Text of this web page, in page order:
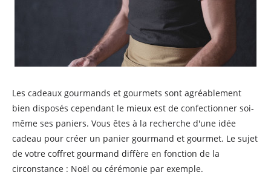
Les cadeaux gourmands et gourmets sont agréablement
bien disposés cependant le mieux est de confectionner soi-
même ses paniers. Vous êtes à la recherche d'une idée
cadeau pour créer un panier gourmand et gourmet. Le sujet
de votre coffret gourmand diffère en fonction de la
circonstance : Noël ou cérémonie par exemple.